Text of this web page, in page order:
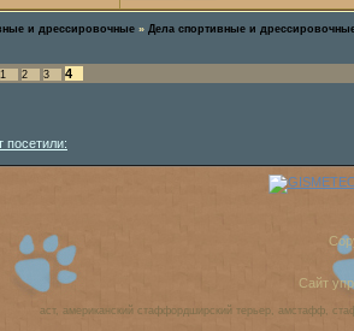
и дрессировочные » Дела спортивные и
1 2 3 4
посетили:
Сайт
аст, американский стаффордширский терьер, амстафф,